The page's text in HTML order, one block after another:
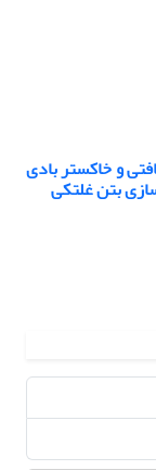
و خاکستر بادی
بتن غلتکی